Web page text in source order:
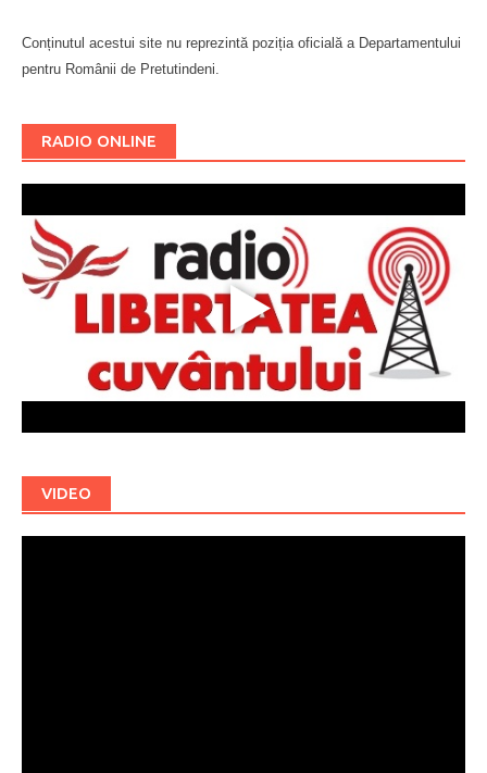
Conținutul acestui site nu reprezintă poziția oficială a Departamentului
pentru Românii de Pretutindeni.
RADIO ONLINE
VIDEO